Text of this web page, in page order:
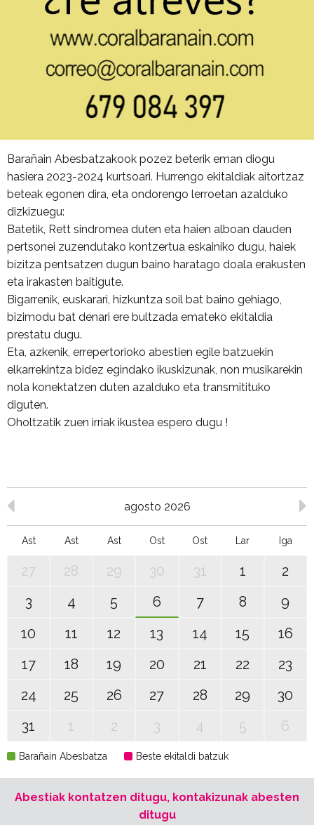
Barañain Abesbatzakook pozez beterik eman diogu
hasiera 2023-2024 kurtsoari. Hurrengo ekitaldiak aitortzaz
beteak egonen dira, eta ondorengo lerroetan azalduko
dizkizuegu:
Batetik, Rett sindromea duten eta haien alboan dauden
pertsonei zuzendutako kontzertua eskainiko dugu, haiek
bizitza pentsatzen dugun baino haratago doala erakusten
eta irakasten baitigute.
Bigarrenik, euskarari, hizkuntza soil bat baino gehiago,
bizimodu bat denari ere bultzada emateko ekitaldia
prestatu dugu.
Eta, azkenik, errepertorioko abestien egile batzuekin
elkarrekintza bidez egindako ikuskizunak, non musikarekin
nola konektatzen duten azalduko eta transmitituko
diguten.
Oholtzatik zuen irriak ikustea espero dugu !
agosto 2026
Ast Ast Ast Ost Ost Lar Iga
27 28 29 30 31 1
2
3
4 5 6 7 8
9
10
11 12 13 14 15
16
17
18 19 20 21 22
23
24
25 26 27 28 29
30
31
1 2 3 4 5 6
Barañain Abesbatza Beste ekitaldi batzuk
Abestiak kontatzen ditugu, kontakizunak abesten
ditugu